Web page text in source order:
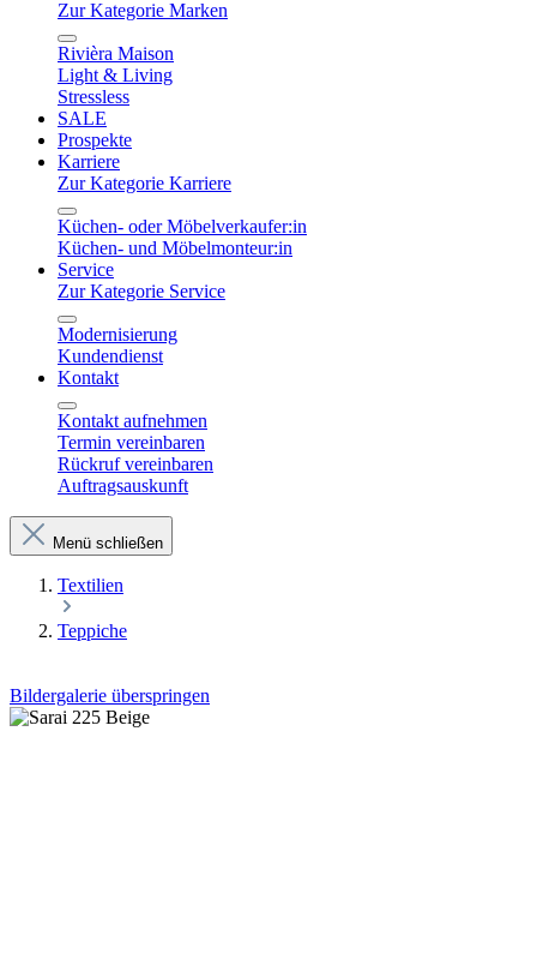
Zur Kategorie Marken
Rivièra Maison
Light & Living
Stressless
SALE
Prospekte
Karriere
Zur Kategorie Karriere
Küchen- oder Möbelverkaufer:in
Küchen- und Möbelmonteur:in
Service
Zur Kategorie Service
Modernisierung
Kundendienst
Kontakt
Kontakt aufnehmen
Termin vereinbaren
Rückruf vereinbaren
Auftragsauskunft
Menü schließen
Textilien
Teppiche
Bildergalerie überspringen